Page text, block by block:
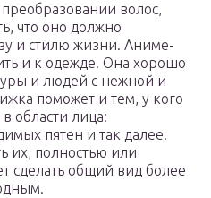
волос,
что оно должно
и стилю жизни. Аниме-
и к одежде. Она хорошо
и людей с нежной и
поможет и тем, у кого
области лица:
пятен и так далее.
их, полностью или
сделать общий вид более